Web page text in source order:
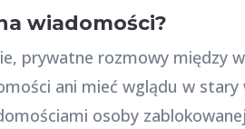
wiadomości?
prywatne rozmowy między
ani mieć wglądu w
osoby